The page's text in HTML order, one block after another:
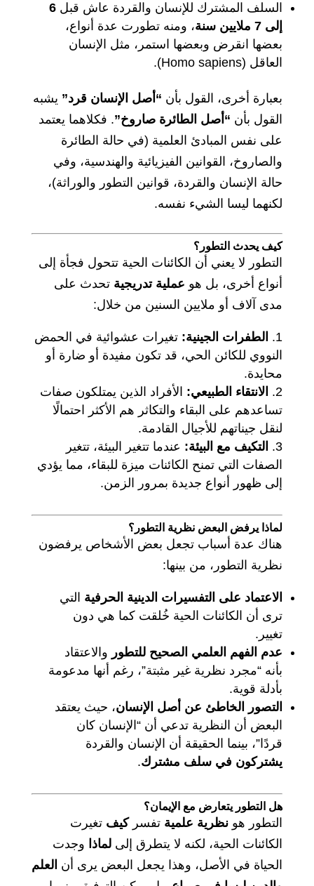
السلف المشترك للإنسان والقردة عاش قبل 6
إلى 7 ملايين سنة
، ومنه تطورت عدة أنواع،
بعضها انقرض وبعضها استمر، مثل الإنسان
العاقل (Homo sapiens).
بعبارة أخرى، القول بأن “أصل الإنسان قرد” يشبه
القول بأن “أصل الطائرة صاروخ”. فكلاهما يعتمد
على نفس المبادئ العلمية (في حالة الطائرة
والصاروخ، القوانين الفيزيائية والهندسية، وفي
حالة الإنسان والقردة، قوانين التطور والوراثة)،
لكنهما ليسا الشيء نفسه.
كيف يحدث التطور؟
التطور لا يعني أن الكائنات الحية تتحول فجأة إلى
أنواع أخرى، بل هو عملية تدريجية تحدث على
مدى آلاف أو ملايين السنين من خلال:
الطفرات الجينية: تغيرات عشوائية في الحمض
النووي للكائن الحي، قد تكون مفيدة أو ضارة أو
محايدة.
الانتقاء الطبيعي: الأفراد الذين يمتلكون صفات
تساعدهم على البقاء والتكاثر هم الأكثر احتمالًا
لنقل جيناتهم للأجيال القادمة.
التكيف مع البيئة: عندما تتغير البيئة، تتغير
الصفات التي تمنح الكائنات ميزة للبقاء، مما يؤدي
إلى ظهور أنواع جديدة بمرور الزمن.
لماذا يرفض البعض نظرية التطور؟
هناك عدة أسباب تجعل بعض الأشخاص يرفضون
نظرية التطور، من بينها:
الاعتماد على التفسيرات الدينية الحرفية التي
ترى أن الكائنات الحية خُلقت كما هي دون
تغيير.
عدم الفهم العلمي الصحيح للتطور والاعتقاد
بأنه “مجرد نظرية غير مثبتة”، رغم أنها مدعومة
بأدلة قوية.
التصور الخاطئ عن أصل الإنسان، حيث يعتقد
البعض أن النظرية تدعي أن “الإنسان كان
قردًا”، بينما الحقيقة أن الإنسان والقردة
يشتركون في سلف مشترك.
هل التطور يتعارض مع الإيمان؟
التطور هو نظرية علمية تفسركيف تغيرت
الكائنات الحية، لكنه لا يتطرق إلى لماذا وجدت
الحياة في الأصل، وهذا يجعل البعض يرى أن العلم